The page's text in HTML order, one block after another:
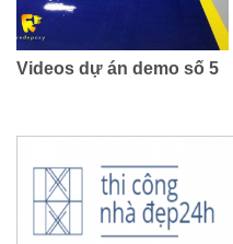
Videos dự án demo số 5